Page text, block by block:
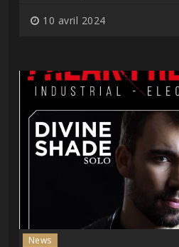
10 avril 2024
News